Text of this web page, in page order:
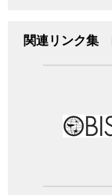
関連リンク集